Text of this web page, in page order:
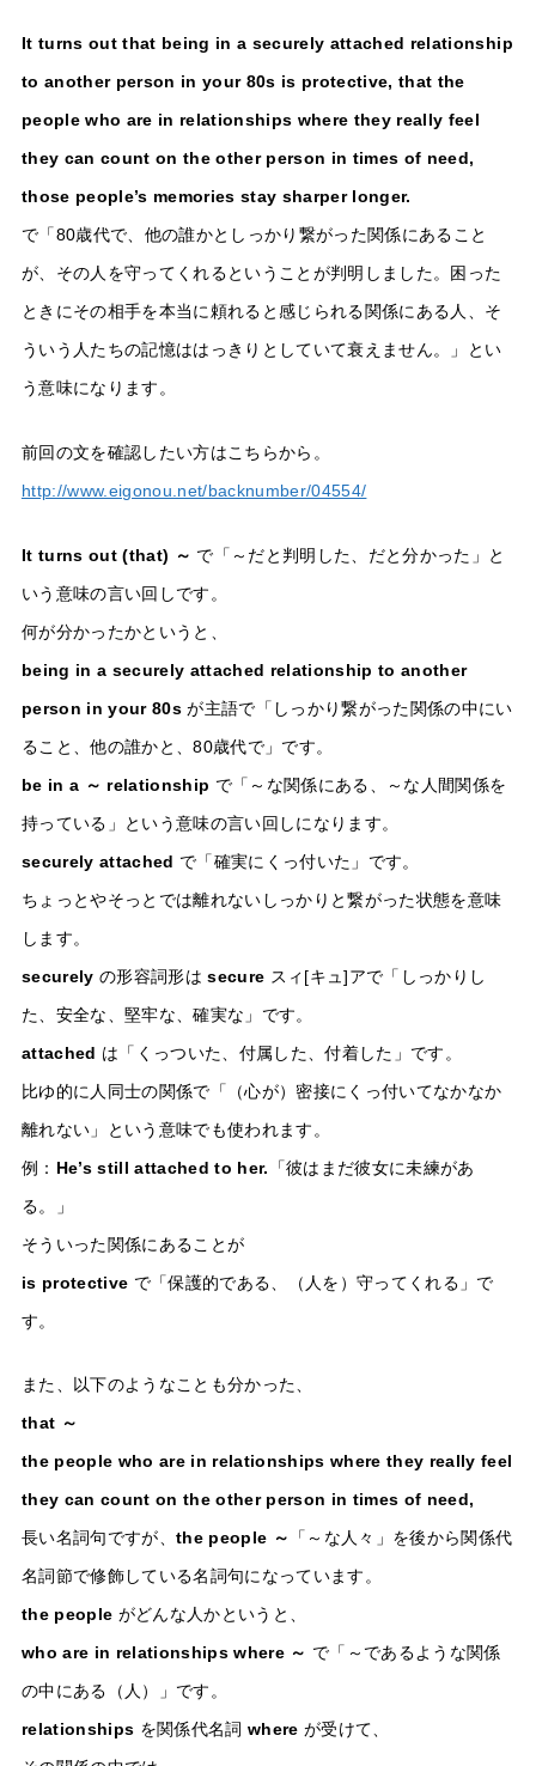
It turns out that being in a securely attached relationship
to another person in your 80s is protective, that the
people who are in relationships where they really feel
they can count on the other person in times of need,
those people’s memories stay sharper longer.
で「80歳代で、他の誰かとしっかり繋がった関係にあること
が、その人を守ってくれるということが判明しました。困った
ときにその相手を本当に頼れると感じられる関係にある人、そ
ういう人たちの記憶ははっきりとしていて衰えません。」とい
う意味になります。
前回の文を確認したい方はこちらから。
http://www.eigonou.net/backnumber/04554/
It turns out (that) ～ で「～だと判明した、だと分かった」と
いう意味の言い回しです。
何が分かったかというと、
being in a securely attached relationship to another
person in your 80s が主語で「しっかり繋がった関係の中にい
ること、他の誰かと、80歳代で」です。
be in a ～ relationship で「～な関係にある、～な人間関係を
持っている」という意味の言い回しになります。
securely attached で「確実にくっ付いた」です。
ちょっとやそっとでは離れないしっかりと繋がった状態を意味
します。
securely の形容詞形はsecure スィ[キュ]アで「しっかりし
た、安全な、堅牢な、確実な」です。
attached は「くっついた、付属した、付着した」です。
比ゆ的に人同士の関係で「（心が）密接にくっ付いてなかなか
離れない」という意味でも使われます。
例： He’s still attached to her. 「彼はまだ彼女に未練があ
る。」
そういった関係にあることが
is protective で「保護的である、（人を）守ってくれる」で
す。
また、以下のようなことも分かった、
that ～
the people who are in relationships where they really feel
they can count on the other person in times of need,
長い名詞句ですが、 the people ～ 「～な人々」を後から関係代
名詞節で修飾している名詞句になっています。
the people がどんな人かというと、
who are in relationships where ～ で「～であるような関係
の中にある（人）」です。
relationships を関係代名詞whereが受けて、